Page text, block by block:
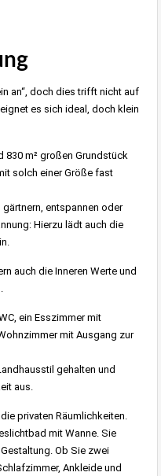
an“, doch dies trifft nicht auf
es sich ideal, doch klein
830 m² großen Grundstück
solch einer Größe fast
entspannen oder
Hierzu lädt auch die
auch die Inneren Werte und
ein Esszimmer mit
mit Ausgang zur
gehalten und
aus.
privaten Räumlichkeiten.
mit Wanne. Sie
Ob Sie zwei
Ankleide und